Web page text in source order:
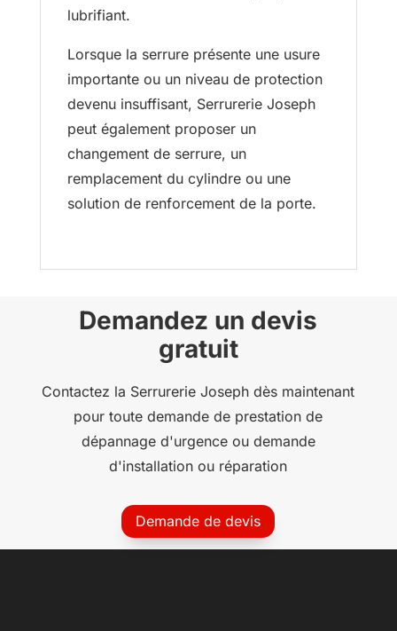
lubrifiant.
Lorsque la serrure présente une usure
importante ou un niveau de protection
devenu insuffisant, Serrurerie Joseph
peut également proposer un
changement de serrure, un
remplacement du cylindre ou une
solution de renforcement de la porte.
Demandez un devis
gratuit
Contactez la Serrurerie Joseph dès maintenant
pour toute demande de prestation de
dépannage d'urgence ou demande
d'installation ou réparation
Demande de devis